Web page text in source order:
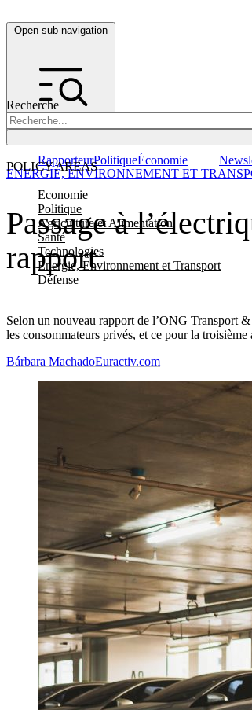
Open sub navigation
Recherche
POLICY AREAS
Economie
Politique
Agriculture et Alimentation
Santé
Technologies
Energie, Environnement et Transport
Défense
RapporteurPolitiqueÉconomie
Passage à
rapport
Selon un nouveau rapport de l’ONG Transport
les consommateurs privés, et ce pour la troisième
ENERGIE, ENVIRONNEMENT ET
Bárbara MachadoEuractiv.com